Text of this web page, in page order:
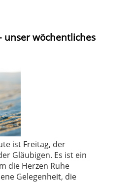
unser wöchentliches
ist Freitag, der
Gläubigen. Es ist ein
die Herzen Ruhe
Gelegenheit, die